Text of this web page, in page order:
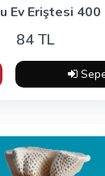
Ev Eriştesi 400
84 TL